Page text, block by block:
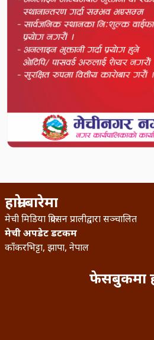
हाम्रो बारेमा
मेची मिडिया क्रिएसन प्रालीद्वारा सञ्चालित
मेची अपडेट डटकम
काँकरभिट्टा, झापा, नेपाल
फेसबुकमा